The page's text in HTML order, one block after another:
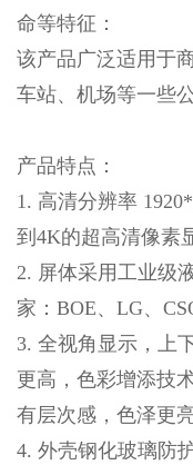
命等特征：
该产品广泛适用于
车站、机场等一些
产品特点：
1. 高清分辨率
到4K的超高清像素
2. 屏体采用工业级
家：BOE、LG、
3. 全视角显示，上
更高，色彩增添技
有层次感，色泽更
4. 外壳钢化玻璃防